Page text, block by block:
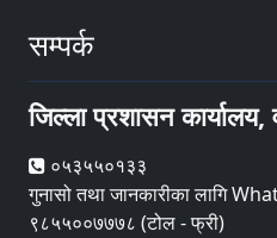
सम्पर्क
जिल्ला प्रशासन कार्यालय,
०५३५५०१३३
गुनासो तथा जानकारीका लागि
९८५५००७७७८ (टोल - फ्री)